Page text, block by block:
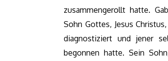
zusammengerollt hatte.
Sohn Gottes, Jesus
diagnostiziert und jener
begonnen hatte. Sein